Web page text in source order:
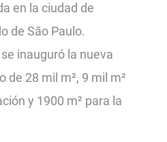
en la ciudad de
de São Paulo.
inauguró la nueva
de 28 mil m², 9 mil m²
y 1900 m² para la